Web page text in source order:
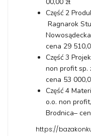
Część 2
Ragnarok
cena 29
Część 3
non profit sp.
cena 53
Część 4
o.o. non
Brodnica–
https://